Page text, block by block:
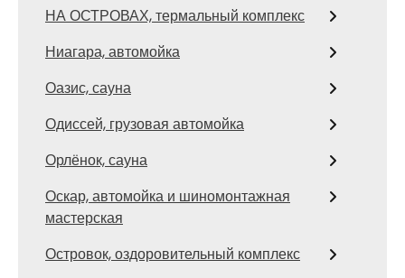
НА ОСТРОВАХ, термальный комплекс
Ниагара, автомойка
Оазис, сауна
Одиссей, грузовая автомойка
Орлёнок, сауна
Оскар, автомойка и шиномонтажная
мастерская
Островок, оздоровительный комплекс